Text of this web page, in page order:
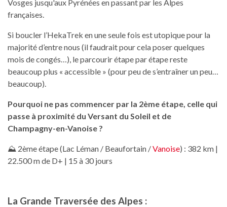
Vosges jusqu'aux Pyrénées en passant par les Alpes
françaises.
Si boucler l’HekaTrek en une seule fois est utopique pour la
majorité d’entre nous (il faudrait pour cela poser quelques
mois de congés…), le parcourir étape par étape reste
beaucoup plus « accessible » (pour peu de s’entraîner un peu…
beaucoup).
Pourquoi ne pas commencer par la 2ème étape, celle qui
passe à proximité du Versant du Soleil et de
Champagny-en-Vanoise ?
⛰️ 2ème étape (Lac Léman / Beaufortain /Vanoise) : 382 km |
22.500 m de D+ | 15 à 30 jours
La Grande Traversée des Alpes :